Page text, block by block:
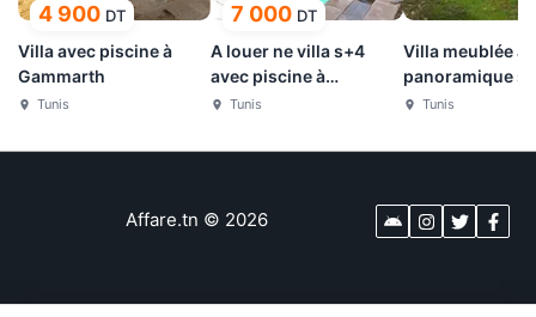
4 900 DT
Villa avec piscine à
Gammarth
Tunis
7 000 DT
A louer ne villa s+4
avec piscine à
Gammarth
Tunis
Villa meublée
panoramique
Golf de
Tunis
Affare.tn © 2026